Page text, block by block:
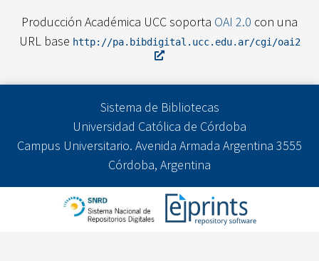
Producción Académica UCC soporta OAI 2.0 con una
URL base http://pa.bibdigital.ucc.edu.ar/cgi/oai2
Sistema de Bibliotecas
Universidad Católica de Córdoba
Campus Universitario. Avenida Armada Argentina 3555
Córdoba, Argentina